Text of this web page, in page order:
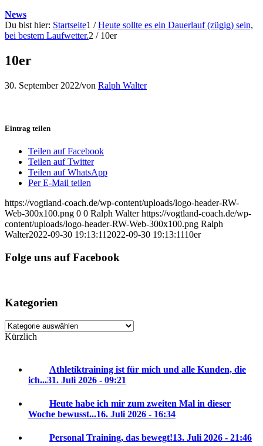
News
Du bist hier: Startseite1 / Heute sollte es ein Dauerlauf (zügig) sein,
bei bestem Laufwetter.2 / 10er
10er
30. September 2022/von Ralph Walter
Eintrag teilen
Teilen auf Facebook
Teilen auf Twitter
Teilen auf WhatsApp
Per E-Mail teilen
https://vogtland-coach.de/wp-content/uploads/logo-header-RW-
Web-300x100.png 0 0 Ralph Walter https://vogtland-coach.de/wp-
content/uploads/logo-header-RW-Web-300x100.png Ralph
Walter2022-09-30 19:13:11 2022-09-30 19:13:1110er
Folge uns auf Facebook
Kategorien
Kategorien
Kürzlich
Athletiktraining ist für mich und alle Kunden, die
ich...31. Juli 2026 - 09:21
Heute habe ich mir zum zweiten Mal in dieser
Woche bewusst...16. Juli 2026 - 16:34
Personal Training, das bewegt!13. Juli 2026 - 21:46